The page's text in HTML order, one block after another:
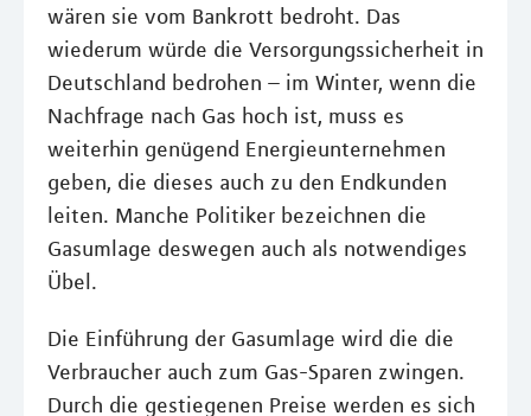
wären sie vom Bankrott bedroht. Das
wiederum würde die Versorgungssicherheit in
Deutschland bedrohen – im Winter, wenn die
Nachfrage nach Gas hoch ist, muss es
weiterhin genügend Energieunternehmen
geben, die dieses auch zu den Endkunden
leiten. Manche Politiker bezeichnen die
Gasumlage deswegen auch als notwendiges
Übel.
Die Einführung der Gasumlage wird die die
Verbraucher auch zum Gas-Sparen zwingen.
Durch die gestiegenen Preise werden es sich